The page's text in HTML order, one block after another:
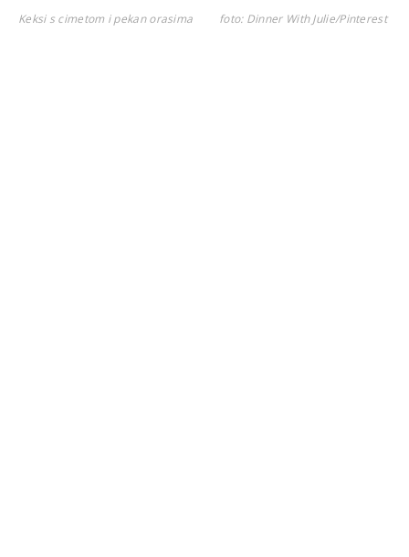
Keksi s cimetom i pekan orasima foto: Dinner With Julie/Pinterest